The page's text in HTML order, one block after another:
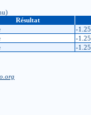
Résultat
-1.25
-1.25
-1.25